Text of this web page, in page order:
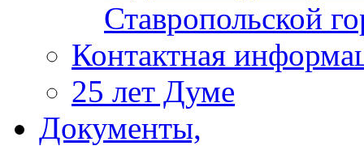
Ставропольской
Контактная
25 лет Думе
Документы,